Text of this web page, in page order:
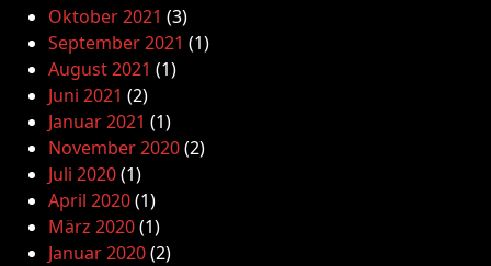
Oktober 2021 (3)
September 2021 (1)
August 2021 (1)
Juni 2021 (2)
Januar 2021 (1)
November 2020(2)
Juli 2020(1)
April 2020(1)
März 2020(1)
Januar 2020(2)